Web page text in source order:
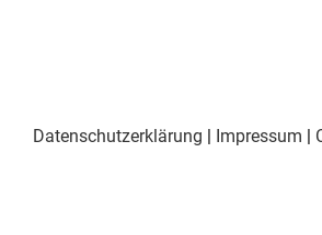
Datenschutzerklärung | Impressum |